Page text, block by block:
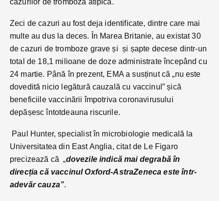
Zeci de cazuri au fost deja identificate, dintre care mai
multe au dus la deces. În Marea Britanie, au existat 30
de cazuri de tromboze grave și și șapte decese dintr-un
total de 18,1 milioane de doze administrate începând cu
24 martie. Până în prezent, EMA a susținut că „nu este
dovedită nicio legătură cauzală cu vaccinul” șică
beneficiile vaccinării împotriva coronavirusului
depășesc întotdeauna riscurile.
Paul Hunter, specialist în microbiologie medicală la
Universitatea din East Anglia, citat de Le Figaro
precizează că „dovezile indică mai degrabă în
direcția că vaccinul Oxford-AstraZeneca este într-
adevăr cauza”.